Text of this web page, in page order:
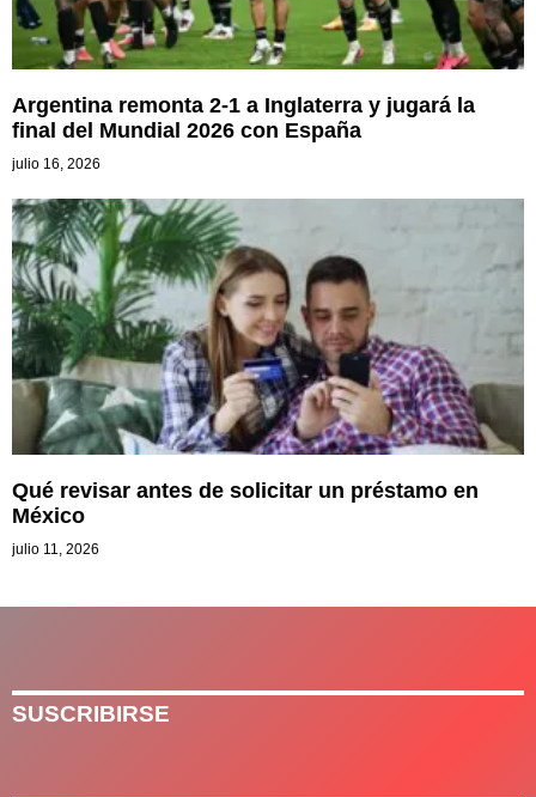
Argentina remonta 2-1 a Inglaterra y jugará la
final del Mundial 2026 con España
julio 16, 2026
Qué revisar antes de solicitar un préstamo en
México
julio 11, 2026
SUSCRIBIRSE